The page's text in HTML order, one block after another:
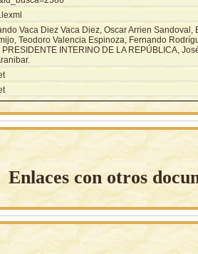
Vaca Diez Vaca Diez, Oscar Arrien
Teodoro Valencia Espinoza, Fernando
PRESIDENTE INTERINO DE LA REPÚBLICA,
Enlaces con otros